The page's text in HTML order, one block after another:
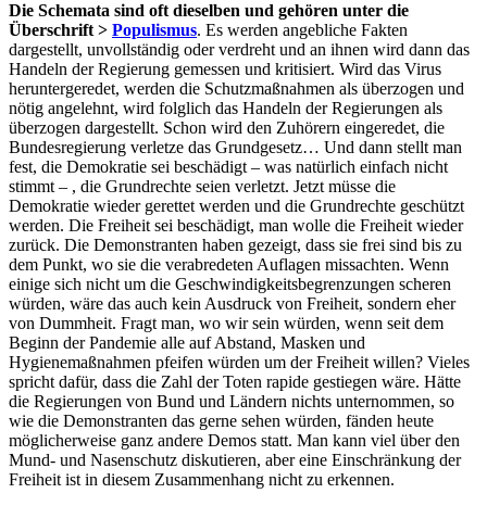
Die Schemata sind oft dieselben und gehören unter die
Überschrift > Populismus. Es werden angebliche Fakten
dargestellt, unvollständig oder verdreht und an ihnen wird dann das
Handeln der Regierung gemessen und kritisiert. Wird das Virus
heruntergeredet, werden die Schutzmaßnahmen als überzogen und
nötig angelehnt, wird folglich das Handeln der Regierungen als
überzogen dargestellt. Schon wird den Zuhörern eingeredet, die
Bundesregierung verletze das Grundgesetz… Und dann stellt man
fest, die Demokratie sei beschädigt – was natürlich einfach nicht
stimmt – , die Grundrechte seien verletzt. Jetzt müsse die
Demokratie wieder gerettet werden und die Grundrechte geschützt
werden. Die Freiheit sei beschädigt, man wolle die Freiheit wieder
zurück. Die Demonstranten haben gezeigt, dass sie frei sind bis zu
dem Punkt, wo sie die verabredeten Auflagen missachten. Wenn
einige sich nicht um die Geschwindigkeitsbegrenzungen scheren
würden, wäre das auch kein Ausdruck von Freiheit, sondern eher
von Dummheit. Fragt man, wo wir sein würden, wenn seit dem
Beginn der Pandemie alle auf Abstand, Masken und
Hygienemaßnahmen pfeifen würden um der Freiheit willen? Vieles
spricht dafür, dass die Zahl der Toten rapide gestiegen wäre. Hätte
die Regierungen von Bund und Ländern nichts unternommen, so
wie die Demonstranten das gerne sehen würden, fänden heute
möglicherweise ganz andere Demos statt. Man kann viel über den
Mund- und Nasenschutz diskutieren, aber eine Einschränkung der
Freiheit ist in diesem Zusammenhang nicht zu erkennen.